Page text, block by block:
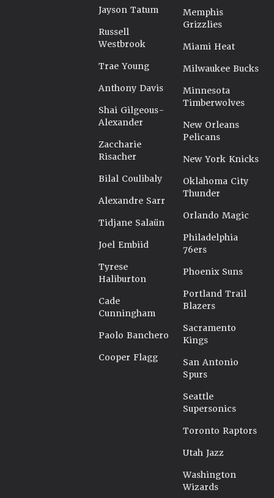
Jayson Tatum
Russell
Westbrook
Trae Young
Anthony Davis
Shai Gilgeous-
Alexander
Zaccharie
Risacher
Bilal Coulibaly
Alexandre Sarr
Tidjane Salaün
Joel Embiid
Tyrese
Haliburton
Cade
Cunningham
Paolo Banchero
Cooper Flagg
Memphis
Grizzlies
Miami Heat
Milwaukee Bucks
Minnesota
Timberwolves
New Orleans
Pelicans
New York Knicks
Oklahoma City
Thunder
Orlando Magic
Philadelphia
76ers
Phoenix Suns
Portland Trail
Blazers
Sacramento
Kings
San Antonio
Spurs
Seattle
Supersonics
Toronto Raptors
Utah Jazz
Washington
Wizards